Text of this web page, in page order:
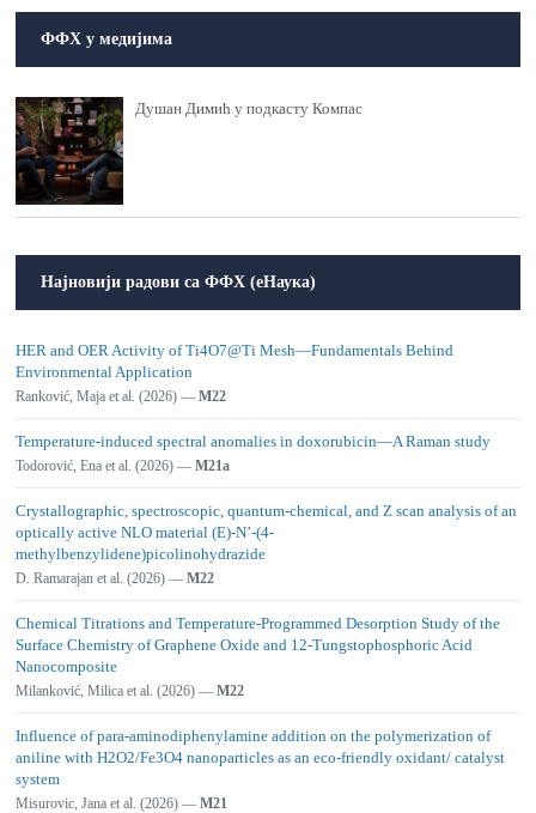
ФФХ у медијима
Душан Димић у подкасту Компас
Најновији радови са ФФХ (еНаука)
HER and OER Activity of Ti4O7@Ti Mesh—Fundamentals Behind
Environmental Application
Ranković, Maja et al. (2026) —M22
Temperature-induced spectral anomalies in doxorubicin—A Raman study
Todorović, Ena et al. (2026) —M21a
Crystallographic, spectroscopic, quantum-chemical, and Z scan analysis of an
optically active NLO material (E)-N’-(4-
methylbenzylidene)picolinohydrazide
D. Ramarajan et al. (2026) —M22
Chemical Titrations and Temperature-Programmed Desorption Study of the
Surface Chemistry of Graphene Oxide and 12-Tungstophosphoric Acid
Nanocomposite
Milanković, Milica et al. (2026) —M22
Influence of para-aminodiphenylamine addition on the polymerization of
aniline with H2O2/Fe3O4 nanoparticles as an eco-friendly oxidant/ catalyst
system
Misurovic, Jana et al. (2026) —M21